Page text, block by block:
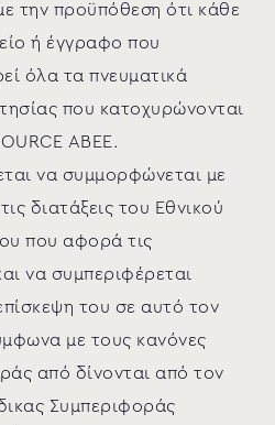
την προϋπόθεση ότι κάθε
ή έγγραφο που
όλα τα πνευματικά
που κατοχυρώνονται
ΑΒΕΕ.
να συμμορφώνεται με
διατάξεις του Εθνικού
που αφορά τις
να συμπεριφέρεται
του σε αυτό τον
με τους κανόνες
από δίνονται από τον
Συμπεριφοράς